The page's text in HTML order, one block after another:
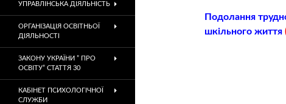
Подолання
шкільного життя
УПРАВЛІНСЬКА ДІЯЛЬНІСТЬ
ОРГАНІЗАЦІЯ ОСВІТНЬОЇ
ДІЯЛЬНОСТІ
ЗАКОНУ УКРАЇНИ ” ПРО
ОСВІТУ” СТАТТЯ 30
КАБІНЕТ ПСИХОЛОГІЧНОЇ
СЛУЖБИ